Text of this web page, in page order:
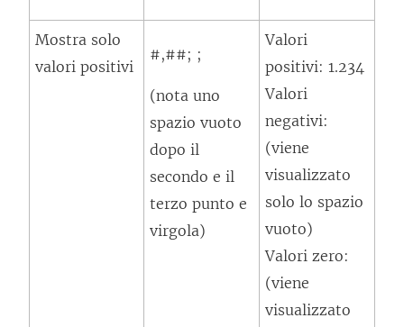
Mostra solo
valori positivi
#,##; ;
(nota uno
spazio vuoto
dopo il
secondo e il
terzo punto e
virgola)
Valori
positivi: 1.234
Valori
negativi:
(viene
visualizzato
solo lo spazio
vuoto)
Valori zero:
(viene
visualizzato